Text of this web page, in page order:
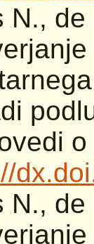
N.,
N.,